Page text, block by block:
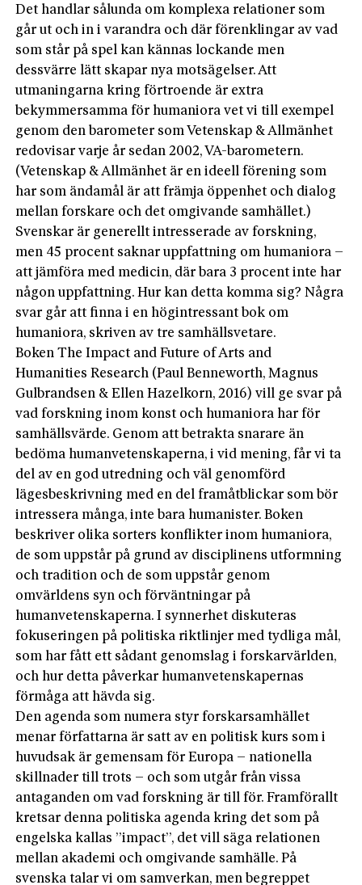
Det handlar sålunda om komplexa relationer som
går ut och in i varandra och där förenklingar av vad
som står på spel kan kännas lockande men
dessvärre lätt skapar nya motsägelser. Att
utmaningarna kring förtroende är extra
bekymmersamma för humaniora vet vi till exempel
genom den barometer som Vetenskap & Allmänhet
redovisar varje år sedan 2002, VA-barometern.
(Vetenskap & Allmänhet är en ideell förening som
har som ändamål är att främja öppenhet och dialog
mellan forskare och det omgivande samhället.)
Svenskar är generellt intresserade av forskning,
men 45 procent saknar uppfattning om humaniora –
att jämföra med medicin, där bara 3 procent inte har
någon uppfattning. Hur kan detta komma sig? Några
svar går att finna i en högintressant bok om
humaniora, skriven av tre samhällsvetare.
Boken The Impact and Future of Arts and
Humanities Research (Paul Benneworth, Magnus
Gulbrandsen & Ellen Hazelkorn, 2016) vill ge svar på
vad forskning inom konst och humaniora har för
samhällsvärde. Genom att betrakta snarare än
bedöma humanvetenskaperna, i vid mening, får vi ta
del av en god utredning och väl genomförd
lägesbeskrivning med en del framåtblickar som bör
intressera många, inte bara humanister. Boken
beskriver olika sorters konflikter inom humaniora,
de som uppstår på grund av disciplinens utformning
och tradition och de som uppstår genom
omvärldens syn och förväntningar på
humanvetenskaperna. I synnerhet diskuteras
fokuseringen på politiska riktlinjer med tydliga mål,
som har fått ett sådant genomslag i forskarvärlden,
och hur detta påverkar humanvetenskapernas
förmåga att hävda sig.
Den agenda som numera styr forskarsamhället
menar författarna är satt av en politisk kurs som i
huvudsak är gemensam för Europa – nationella
skillnader till trots – och som utgår från vissa
antaganden om vad forskning är till för. Framförallt
kretsar denna politiska agenda kring det som på
engelska kallas ”impact”, det vill säga relationen
mellan akademi och omgivande samhälle. På
svenska talar vi om samverkan, men begreppet